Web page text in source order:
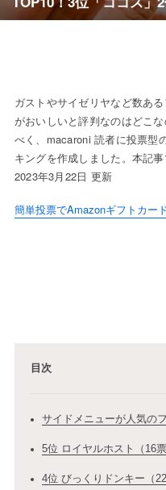
ガストやサイゼリヤなど数あ
がおいしいと評判なのはどこ
べく、macaroni 読者に投票型
キングを作成しました。本記
2023年3月22日 更新
簡単投票でAmazonギフトカー
目次
サイドメニューが人気の
5位 ロイヤルホスト（16票
4位 びっくりドンキー（22